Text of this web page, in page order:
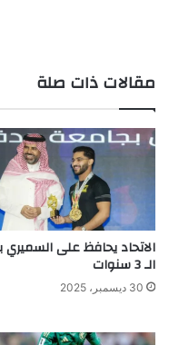
مقالات ذات صلة
الاتحاد يحافظ على السميري
الـ 3 سنوات
30 ديسمبر، 2025